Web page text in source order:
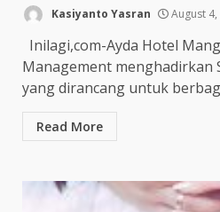
Kasiyanto Yasran August
Inilagi,com-Ayda Hotel
Management menghadirkan
yang dirancang untuk
Read More